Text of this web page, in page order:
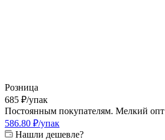
Розница
685 ₽/упак
Постоянным покупателям. Мелкий опт
586.80 ₽/упак
Нашли дешевле?